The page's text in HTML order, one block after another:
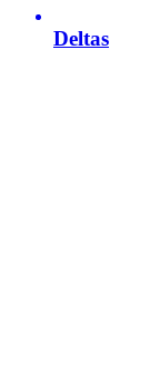
Deltas